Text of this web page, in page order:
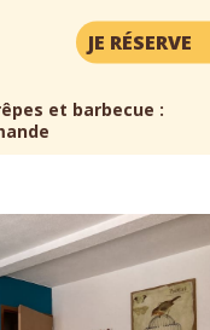
et barbecue :
JE RÉSERVE